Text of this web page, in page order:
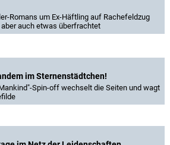
Romans um Ex-Häftling auf Rachefeldzug
auch etwas überfrachtet
im Sternenstädtchen!
Spin-off wechselt die Seiten und wagt